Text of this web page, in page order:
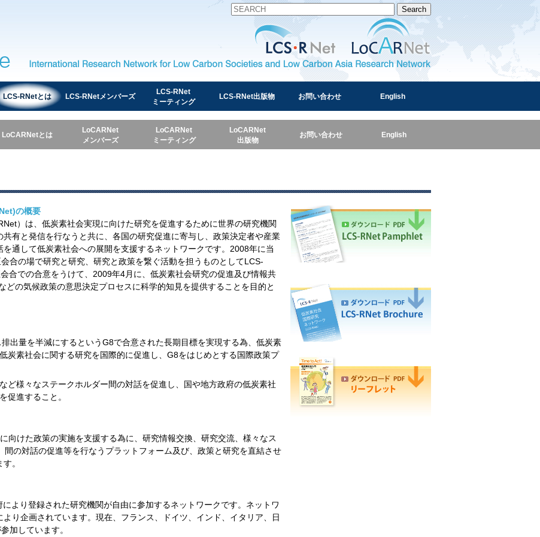
International Research Network for Low Carbon Societies and Low Carbon Asia Research Network
LCS-RNetとは LCS-RNetメンバーズ
LCS-RNet
ミーティング
LCS-RNet出版物 お問い合わせ English
LoCARNetとは
LoCARNet
メンバーズ
LoCARNet
ミーティング
LoCARNet
出版物
お問い合わせ English
の概要
）は、低炭素社会実現に向けた研究を促進するために世界の研究機関
有と発信を行なうと共に、各国の研究促進に寄与し、政策決定者や産業
通して低炭素社会への展開を支援するネットワークです。2008年に当
合の場で研究と研究、研究と政策を繋ぐ活動を担うものとしてLCS-
合での合意をうけて、2009年4月に、低炭素社会研究の促進及び情報共
どの気候政策の意思決定プロセスに科学的知見を提供することを目的と
出量を半減にするというG8で合意された長期目標を実現する為、低炭素
炭素社会に関する研究を国際的に促進し、G8をはじめとする国際政策プ
ど様々なステークホルダー間の対話を促進し、国や地方政府の低炭素社
促進すること。
向けた政策の実施を支援する為に、研究情報交換、研究交流、様々なス
の対話の促進等を行なうプラットフォーム及び、政策と研究を直結させ
。
より登録された研究機関が自由に参加するネットワークです。ネットワ
り企画されています。現在、フランス、ドイツ、インド、イタリア、日
加しています。